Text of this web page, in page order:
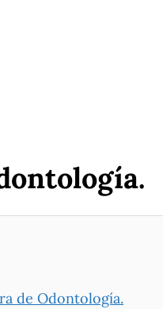
de Odontología.